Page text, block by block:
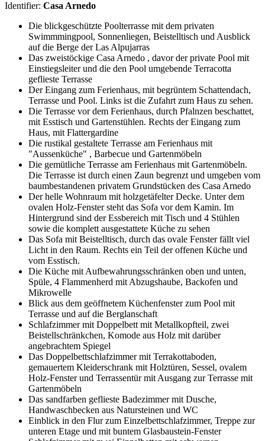
Identifier: Casa Arnedo
Die blickgeschützte Poolterrasse mit dem privaten
Swimmmingpool, Sonnenliegen, Beistelltisch und Ausblick
auf die Berge der Las Alpujarras
Das zweistöckige Casa Arnedo , davor der private Pool mit
Einstiegsleiter und die den Pool umgebende Terracotta
geflieste Terrasse
Der Eingang zum Ferienhaus, mit begrüntem Schattendach,
Terrasse und Pool. Links ist die Zufahrt zum Haus zu sehen.
Die Terrasse vor dem Ferienhaus, durch Pfalnzen beschattet,
mit Esstisch und Gartenstühlen. Rechts der Eingang zum
Haus, mit Flattergardine
Die rustikal gestaltete Terrasse am Ferienhaus mit
"Aussenküche" , Barbecue und Gartenmöbeln
Die gemütliche Terrasse am Ferienhaus mit Gartenmöbeln.
Die Terrasse ist durch einen Zaun begrenzt und umgeben vom
baumbestandenen privatem Grundstücken des Casa Arnedo
Der helle Wohnraum mit holzgetäfelter Decke. Unter dem
ovalen Holz-Fenster steht das Sofa vor dem Kamin. Im
Hintergrund sind der Essbereich mit Tisch und 4 Stühlen
sowie die komplett ausgestattete Küche zu sehen
Das Sofa mit Beistelltisch, durch das ovale Fenster fällt viel
Licht in den Raum. Rechts ein Teil der offenen Küche und
vom Esstisch.
Die Küche mit Aufbewahrungsschränken oben und unten,
Spüle, 4 Flammenherd mit Abzugshaube, Backofen und
Mikrowelle
Blick aus dem geöffnetem Küchenfenster zum Pool mit
Terrasse und auf die Berglanschaft
Schlafzimmer mit Doppelbett mit Metallkopfteil, zwei
Beistellschränkchen, Komode aus Holz mit darüber
angebrachtem Spiegel
Das Doppelbettschlafzimmer mit Terrakottaboden,
gemauertem Kleiderschrank mit Holztüren, Sessel, ovalem
Holz-Fenster und Terrassentür mit Ausgang zur Terrasse mit
Gartenmöbeln
Das sandfarben geflieste Badezimmer mit Dusche,
Handwaschbecken aus Natursteinen und WC
Einblick in den Flur zum Einzelbettschlafzimmer, Treppe zur
unteren Etage und mit buntem Glasbaustein-Fenster